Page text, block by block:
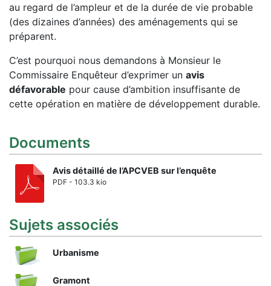
au regard de l’ampleur et de la durée de vie probable
(des dizaines d’années) des aménagements qui se
préparent.
C’est pourquoi nous demandons à Monsieur le
Commissaire Enquêteur d’exprimer un avis
défavorable pour cause d’ambition insuffisante de
cette opération en matière de développement durable.
Documents
Avis détaillé de l’APCVEB sur l’enquête
PDF - 103.3 kio
Sujets associés
Urbanisme
Gramont